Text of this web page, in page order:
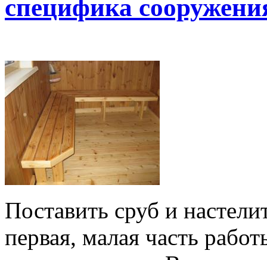
специфика
Поставить сруб и
первая, малая часть